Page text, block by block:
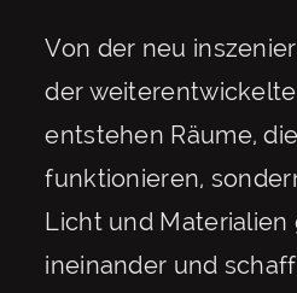
Von der neu
der
entstehen Räume,
funktionieren,
Licht und Materialien
ineinander und